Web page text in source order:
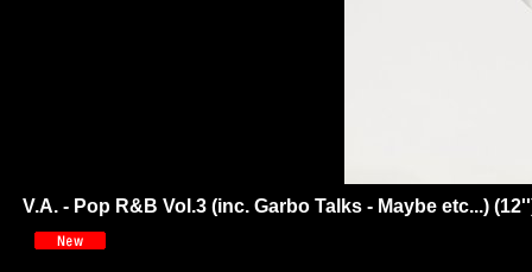
V.A. - Pop R&B Vol.3 (inc. Garbo Talks - Maybe etc...)